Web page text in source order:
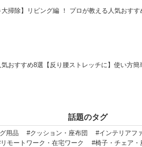
大掃除】リビング編 ！ プロが教える人気おす
おすすめ8選【反り腰ストレッチに】使い方
話題のタグ
用品 #クッション・座布団 #インテリアフ
モートワーク・在宅ワーク #椅子・チェア・